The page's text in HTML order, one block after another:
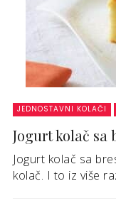
JEDNOSTAVNI KOLAČI
Jogurt kolač sa
Jogurt kolač sa
kolač. I to iz više